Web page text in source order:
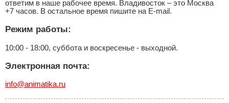
ответим в наше рабочее время. Владивосток – это Москва
+7 часов. В остальное время пишите на E-mail.
Режим работы:
10:00 - 18:00, суббота и воскресенье - выходной.
Электронная почта:
info@animatika.ru